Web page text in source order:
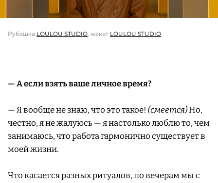
Рубашка LOULOU STUDIO, жакет LOULOU STUDIO
— А если взять ваше личное время?
— Я вообще не знаю, что это такое! (смеется)Но,
честно, я не жалуюсь — я настолько люблю то, чем
занимаюсь, что работа гармонично существует в
моей жизни.
Что касается разных ритуалов, по вечерам мы с